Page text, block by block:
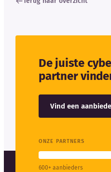
De juiste
partner
Vind een
ONZE PARTNERS
600+ aanbieders